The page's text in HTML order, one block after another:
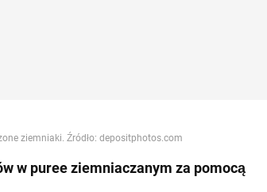
w puree ziemniaczanym za pomocą